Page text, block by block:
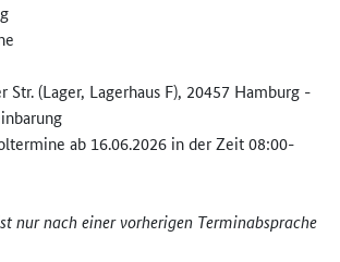
Str. (Lager, Lagerhaus F), 20457 Hamburg -
ab 16.06.2026 in der Zeit 08:00-
nur nach einer vorherigen Terminabsprache